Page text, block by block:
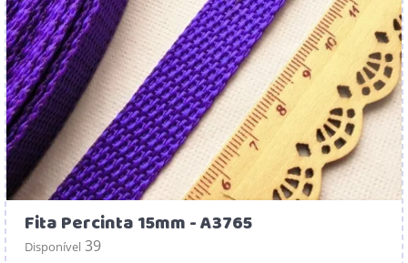
Fita Percinta 15mm - A3765
Disponível 39